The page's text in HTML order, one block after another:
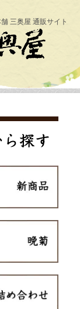
三奥屋 通販サイト